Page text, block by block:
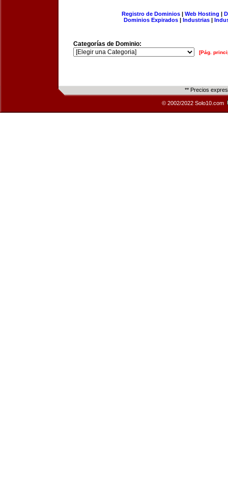
Registro de Dominios| Web Hosting |
Dominios Expirados | Industrias |
Categorías de Dominio:
[Pág.
** Precios
© 2002/2022 Solo10.com